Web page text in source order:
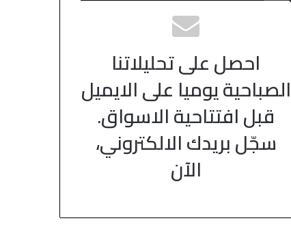
احصل على تحليلاتنا
الصباحية يوميا على الايميل
قبل افتتاحية الاسواق.
سجّل بريدك الالكتروني،
الآن